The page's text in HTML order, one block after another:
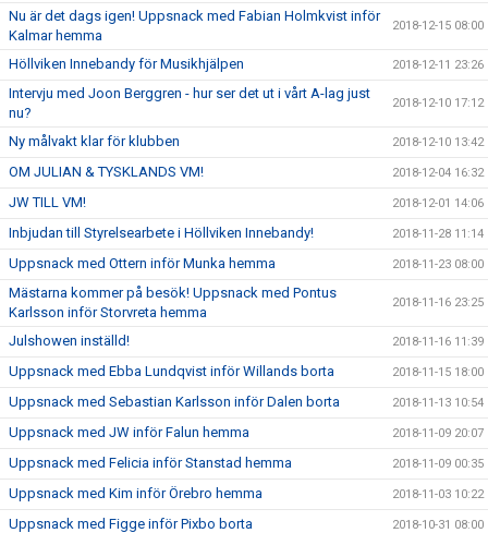
Nu är det dags igen! Uppsnack med Fabian Holmkvist inför
Kalmar hemma
2018-12-15 08:00
Höllviken Innebandy för Musikhjälpen 2018-12-11 23:26
Intervju med Joon Berggren - hur ser det ut i vårt A-lag just
nu?
2018-12-10 17:12
Ny målvakt klar för klubben 2018-12-10 13:42
OM JULIAN & TYSKLANDS VM! 2018-12-04 16:32
JW TILL VM! 2018-12-01 14:06
Inbjudan till Styrelsearbete i Höllviken Innebandy! 2018-11-28 11:14
Uppsnack med Ottern inför Munka hemma 2018-11-23 08:00
Mästarna kommer på besök! Uppsnack med Pontus
Karlsson inför Storvreta hemma
2018-11-16 23:25
Julshowen inställd! 2018-11-16 11:39
Uppsnack med Ebba Lundqvist inför Willands borta 2018-11-15 18:00
Uppsnack med Sebastian Karlsson inför Dalen borta 2018-11-13 10:54
Uppsnack med JW inför Falun hemma 2018-11-09 20:07
Uppsnack med Felicia inför Stanstad hemma 2018-11-09 00:35
Uppsnack med Kim inför Örebro hemma 2018-11-03 10:22
Uppsnack med Figge inför Pixbo borta 2018-10-31 08:00